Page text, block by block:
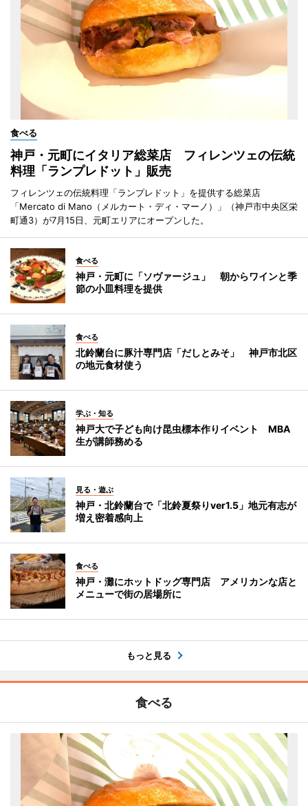
食べる
神戸・元町にイタリア総菜店 フィレンツェの伝統
料理「ランプレドット」販売
フィレンツェの伝統料理「ランプレドット」を提供する総菜店
「Mercato di Mano（メルカート・ディ・マーノ）」（神戸市中央区栄
町通3）が7月15日、元町エリアにオープンした。
食べる
神戸・元町に「ソヴァージュ」 朝からワインと季
節の小皿料理を提供
食べる
北鈴蘭台に豚汁専門店「だしとみそ」 神戸市北区
の地元食材使う
学ぶ・知る
神戸大で子ども向け昆虫標本作りイベント MBA
生が講師務める
見る・遊ぶ
神戸・北鈴蘭台で「北鈴夏祭りver1.5」地元有志が
増え密着感向上
食べる
神戸・灘にホットドッグ専門店 アメリカンな店と
メニューで街の居場所に
もっと見る
食べる